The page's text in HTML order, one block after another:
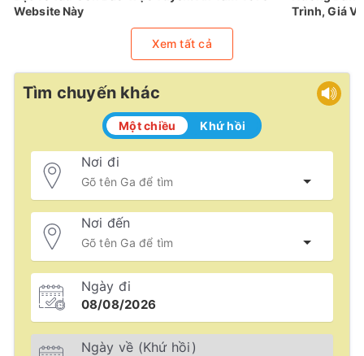
Website Này
Trình, Giá Vé
Xem tất cả
Tìm chuyến khác
Một chiều Khứ hồi
Nơi đi
Nơi đến
Ngày đi
Ngày về (Khứ hồi)